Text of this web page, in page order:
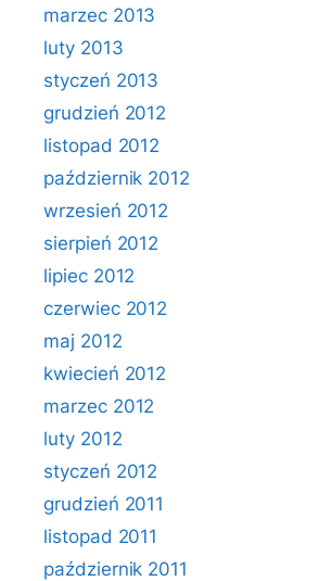
marzec 2013
luty 2013
styczeń 2013
grudzień 2012
listopad 2012
październik 2012
wrzesień 2012
sierpień 2012
lipiec 2012
czerwiec 2012
maj 2012
kwiecień 2012
marzec 2012
luty 2012
styczeń 2012
grudzień 2011
listopad 2011
październik 2011